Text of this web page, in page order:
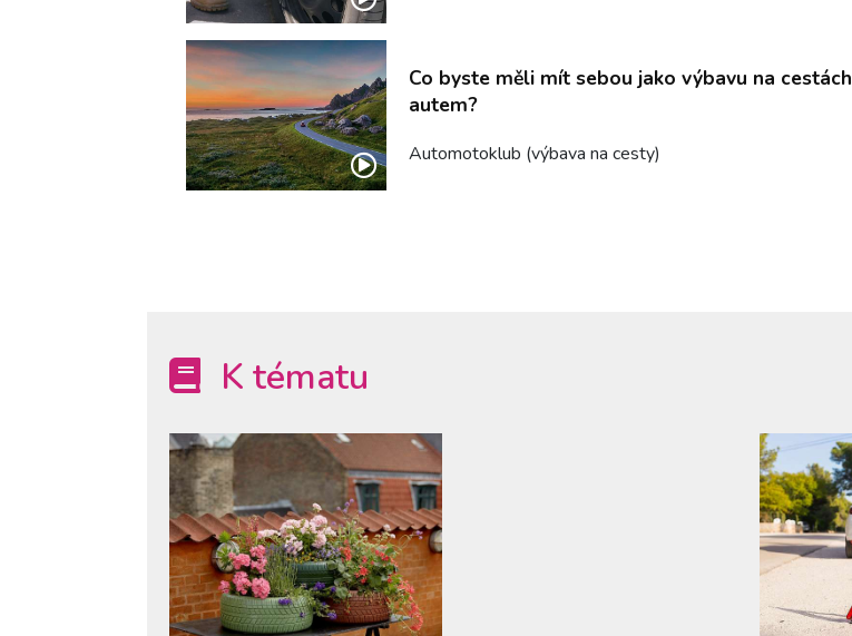
Co byste měli mít sebou jako výbavu na cestách
autem?
Automotoklub (výbava na cesty)
K tématu